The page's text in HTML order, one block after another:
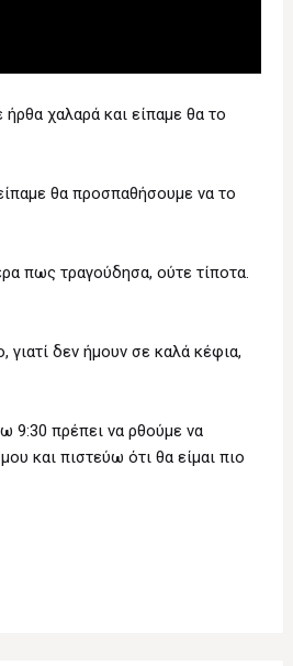
χαλαρά και είπαμε θα το
θα προσπαθήσουμε να το
πως τραγούδησα, ούτε τίποτα.
γιατί δεν ήμουν σε καλά κέφια,
9:30 πρέπει να ρθούμε να
και πιστεύω ότι θα είμαι πιο